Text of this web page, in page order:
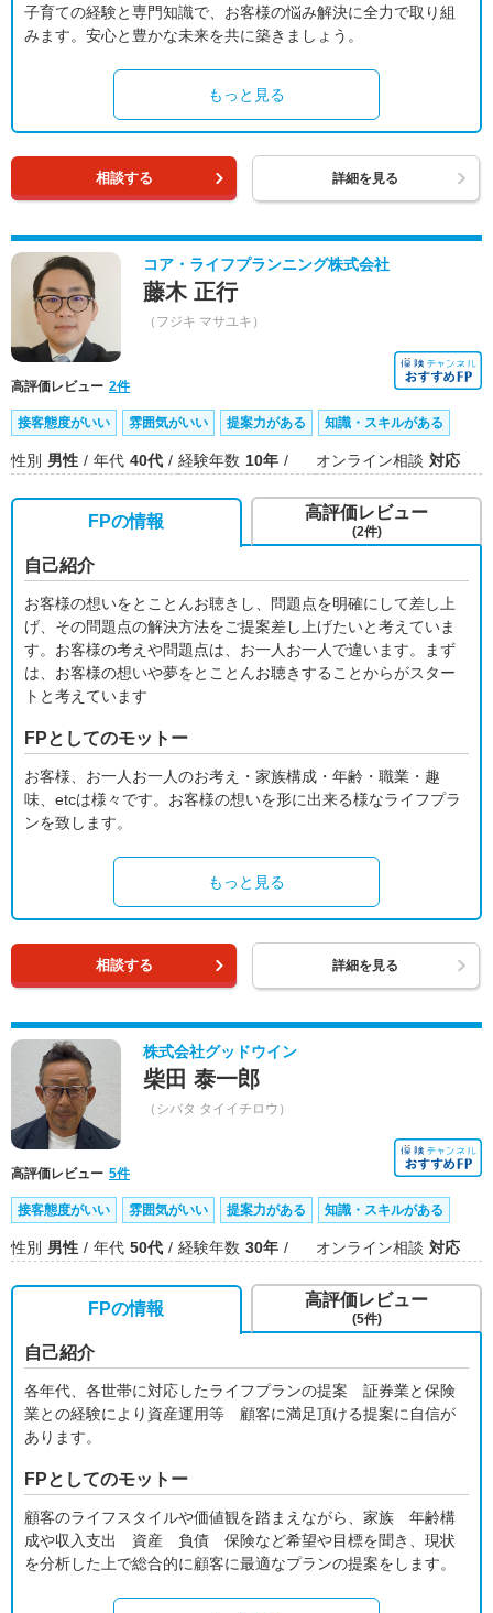
子育ての経験と専門知識で、お客様の悩み解決に全力で取り組
みます。安心と豊かな未来を共に築きましょう。
もっと見る
相談する 詳細を見る
コア・ライフプランニング株式会社
藤木 正行
（フジキ マサユキ）
高評価レビュー 2件
接客態度がいい 雰囲気がいい 提案力がある 知識・スキルがある
性別 男性 年代 40代 経験年数 10年 オンライン相談 対応
FPの情報
自己紹介
お客様の想いをとことんお聴きし、問題点を明確にして差し上
げ、その問題点の解決方法をご提案差し上げたいと考えていま
す。お客様の考えや問題点は、お一人お一人で違います。まず
は、お客様の想いや夢をとことんお聴きすることからがスター
トと考えています
FPとしてのモットー
お客様、お一人お一人のお考え・家族構成・年齢・職業・趣
味、etcは様々です。お客様の想いを形に出来る様なライフプラ
ンを致します。
もっと見る
高評価レビュー
(2件)
相談する 詳細を見る
株式会社グッドウイン
柴田 泰一郎
（シバタ タイイチロウ）
高評価レビュー 5件
接客態度がいい 雰囲気がいい 提案力がある 知識・スキルがある
性別 男性 年代 50代 経験年数 30年 オンライン相談 対応
FPの情報
自己紹介
各年代、各世帯に対応したライフプランの提案 証券業と保険
業との経験により資産運用等 顧客に満足頂ける提案に自信が
あります。
FPとしてのモットー
顧客のライフスタイルや価値観を踏まえながら、家族 年齢構
成や収入支出 資産 負債 保険など希望や目標を聞き、現状
を分析した上で総合的に顧客に最適なプランの提案をします。
高評価レビュー
(5件)